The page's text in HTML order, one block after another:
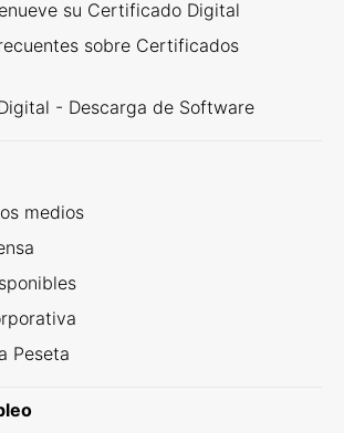
su Certificado Digital
sobre Certificados
- Descarga de Software
medios
Peseta